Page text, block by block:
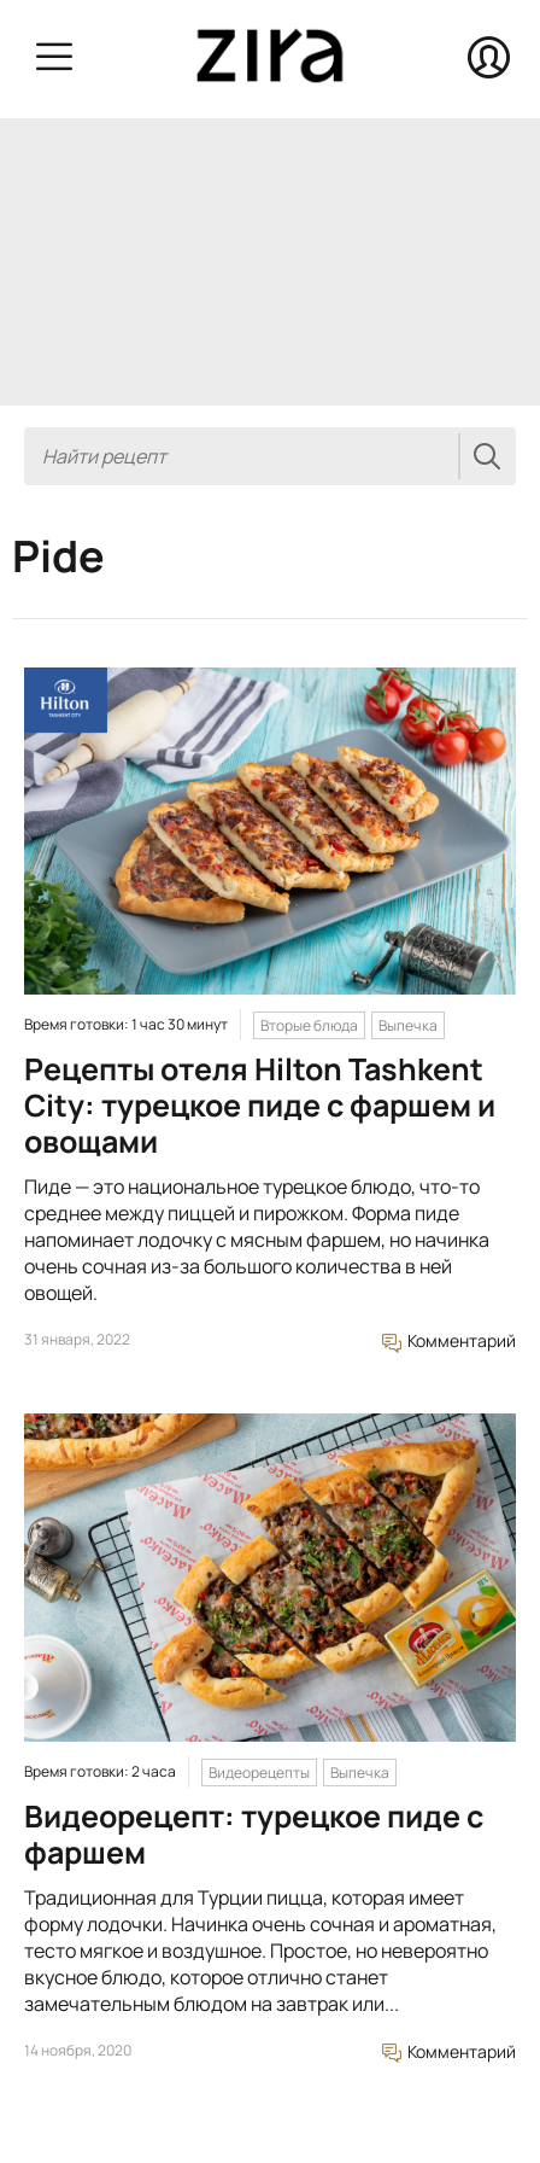
Pide
Время готовки: 1 час 30 минут Вторые блюда Выпечка
Рецепты отеля Hilton Tashkent
City: турецкое пиде с фаршем и
овощами
Пиде — это национальное турецкое блюдо, что-то
среднее между пиццей и пирожком. Форма пиде
напоминает лодочку с мясным фаршем, но начинка
очень сочная из-за большого количества в ней
овощей.
31 января, 2022 Комментарий
Время готовки: 2 часа Видеорецепты Выпечка
Видеорецепт: турецкое пиде с
фаршем
Традиционная для Турции пицца, которая имеет
форму лодочки. Начинка очень сочная и ароматная,
тесто мягкое и воздушное. Простое, но невероятно
вкусное блюдо, которое отлично станет
замечательным блюдом на завтрак или...
14 ноября, 2020 Комментарий